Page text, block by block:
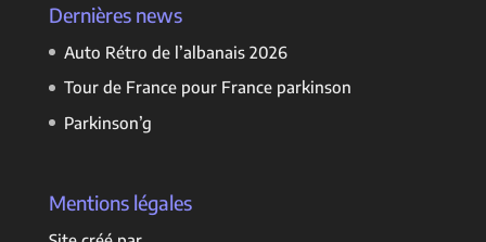
Dernières news
Auto Rétro de l’albanais 2026
Tour de France pour France parkinson
Parkinson’g
Mentions légales